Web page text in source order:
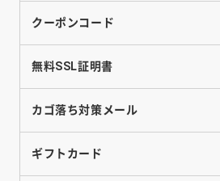
クーポンコード
無料SSL証明書
カゴ落ち対策メール
ギフトカード